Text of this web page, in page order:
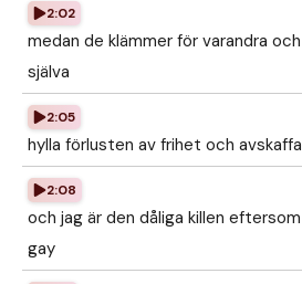
2:02
medan de klämmer för varandra
själva
2:05
hylla förlusten av frihet och
2:08
och jag är den dåliga killen
gay